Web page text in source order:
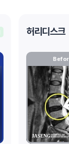
허리디스크